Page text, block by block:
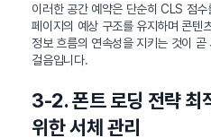
이러한 공간 예약은 단순히 CLS 점
페이지의 예상 구조를 유지하며 콘텐
정보 흐름의 연속성을 지키는 것이 곧
걸음입니다.
3-2. 폰트 로딩 전략 최
위한 서체 관리